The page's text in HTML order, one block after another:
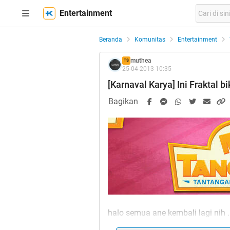
Entertainment
Beranda Komunitas Entertainment
TS muthea
25-04-2013 10:35
[Karnaval Karya] Ini Fraktal
Bagikan
halo semua ane kembali lagi nih
ternyata ada event karnaval